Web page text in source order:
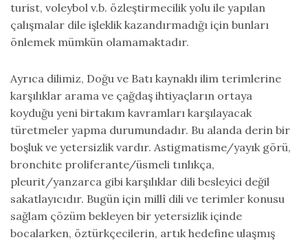
turist, voleybol v.b. özleştirmecilik yolu ile yapılan
çalışmalar dile işleklik kazandırmadığı için bunları
önlemek mümkün olamamaktadır.
Ayrıca dilimiz, Doğu ve Batı kaynaklı ilim terimlerine
karşılıklar arama ve çağdaş ihtiyaçların ortaya
koyduğu yeni birtakım kavramları karşılayacak
türetmeler yapma durumundadır. Bu alanda derin bir
boşluk ve yetersizlik vardır. Astigmatisme/yayık görü,
bronchite proliferante/üsmeli tınlıkça,
pleurit/yanzarca gibi karşılıklar dili besleyici değil
sakatlayıcıdır. Bugün için millî dili ve terimler konusu
sağlam çözüm bekleyen bir yetersizlik içinde
bocalarken, öztürkçecilerin, artık hedefine ulaşmış